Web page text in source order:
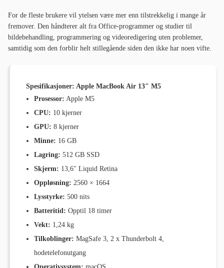
For de fleste brukere vil ytelsen være mer enn tilstrekkelig i mange år
fremover. Den håndterer alt fra Office-programmer og studier til
bildebehandling, programmering og videoredigering uten problemer,
samtidig som den forblir helt stillegående siden den ikke har noen vifte.
Spesifikasjoner: Apple MacBook Air 13" M5
Prosessor: Apple M5
CPU: 10 kjerner
GPU: 8 kjerner
Minne: 16 GB
Lagring: 512 GB SSD
Skjerm: 13,6" Liquid Retina
Oppløsning: 2560 × 1664
Lysstyrke: 500 nits
Batteritid: Opptil 18 timer
Vekt: 1,24 kg
Tilkoblinger: MagSafe 3, 2 x Thunderbolt 4,
hodetelefonutgang